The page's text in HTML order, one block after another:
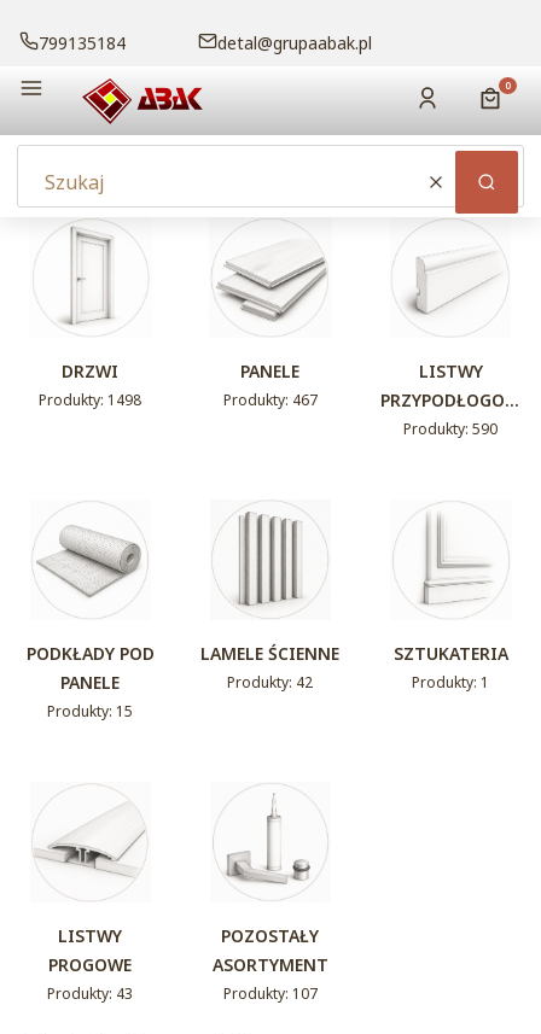
799135184 detal@grupaabak.pl
Menu Zaloguj się
Wyczyść
DRZWI
Produkty: 1498
PANELE
Produkty: 467
LISTWY
PRZYPODŁOGOW
E
Produkty: 590
PODKŁADY POD
PANELE
Produkty: 15
LAMELE ŚCIENNE
Produkty: 42
SZTUKATERIA
Produkty: 1
LISTWY
PROGOWE
Produkty: 43
POZOSTAŁY
ASORTYMENT
Produkty: 107